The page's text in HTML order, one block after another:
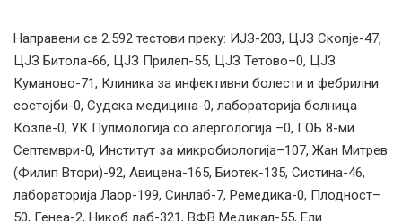
Направени се 2.592 тестови преку: ИЈЗ-203, ЦЈЗ Скопје-47,
ЦЈЗ Битола-66, ЦЈЗ Прилеп-55, ЦЈЗ Тетово–0, ЦЈЗ
Куманово-71, Клиника за инфективни болести и фебрилни
состојби-0, Судска медицина-0, лабораторија болница
Козле-0, УК Пулмологија со алергологија –0, ГОБ 8-ми
Септември-0, Институт за микробиологија–107, Жан Митрев
(Филип Втори)-92, Авицена-165, Биотек-135, Систина-46,
лабораторија Лаор-199, Синлаб-7, Ремедика-0, Плодност–
50, Генеа-2, Никоб лаб-321, ВФВ Медикал-55, Ели